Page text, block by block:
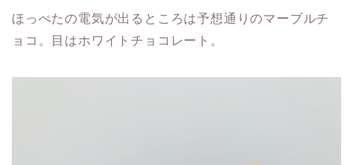
ほっぺたの電気が出るところは予想通りのマーブルチ
ョコ。目はホワイトチョコレート。